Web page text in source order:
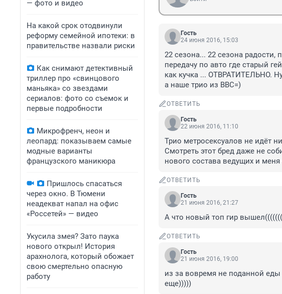
— фото и видео
На какой срок отодвинули
реформу семейной ипотеки: в
правительстве назвали риски
Как снимают детективный
триллер про «свинцового
маньяка» со звездами
сериалов: фото со съемок и
первые подробности
Микрофренч, неон и
леопард: показываем самые
модные варианты
французского маникюра
Пришлось спасаться
через окно. В Тюмени
неадекват напал на офис
«Россетей» — видео
Укусила змея? Зато паука
нового открыл! История
арахнолога, который обожает
свою смертельно опасную
работу
Гость
24 июня 2016, 15:03
22 сезона... 22 сезона радости,
передачу по авто где старый
как кучка ... ОТВРАТИТЕЛЬНО.
а наше трио из BBC=)
ОТВЕТИТЬ
Гость
22 июня 2016, 11:10
Трио метросексуалов не идёт
Смотреть этот бред даже не
нового состава ведущих и
ОТВЕТИТЬ
Гость
21 июня 2016, 21:27
А что новый топ гир
ОТВЕТИТЬ
Гость
21 июня 2016, 19:00
из за вовремя не поданной
еще)))))